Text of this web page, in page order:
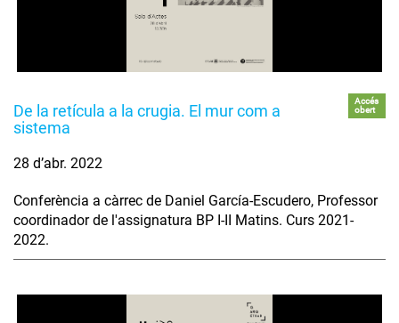
De la retícula a la crugia. El mur com a
sistema
Accés
obert
28 d’abr. 2022
Conferència a càrrec de Daniel García-Escudero, Professor
coordinador de l'assignatura BP I-II Matins. Curs 2021-
2022.